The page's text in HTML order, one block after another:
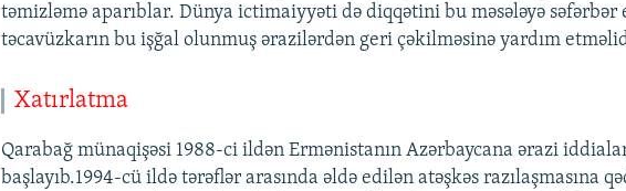
təmizləmə aparıblar. Dünya ictimaiyyəti də diqqətini bu məsələyə səfərbər
təcavüzkarın bu işğal olunmuş ərazilərdən geri çəkilməsinə yardım
Xatırlatma
Qarabağ münaqişəsi 1988-ci ildən Ermənistanın Azərbaycana ərazi
başlayıb.1994-cü ildə tərəflər arasında əldə edilən atəşkəs razılaşmasına